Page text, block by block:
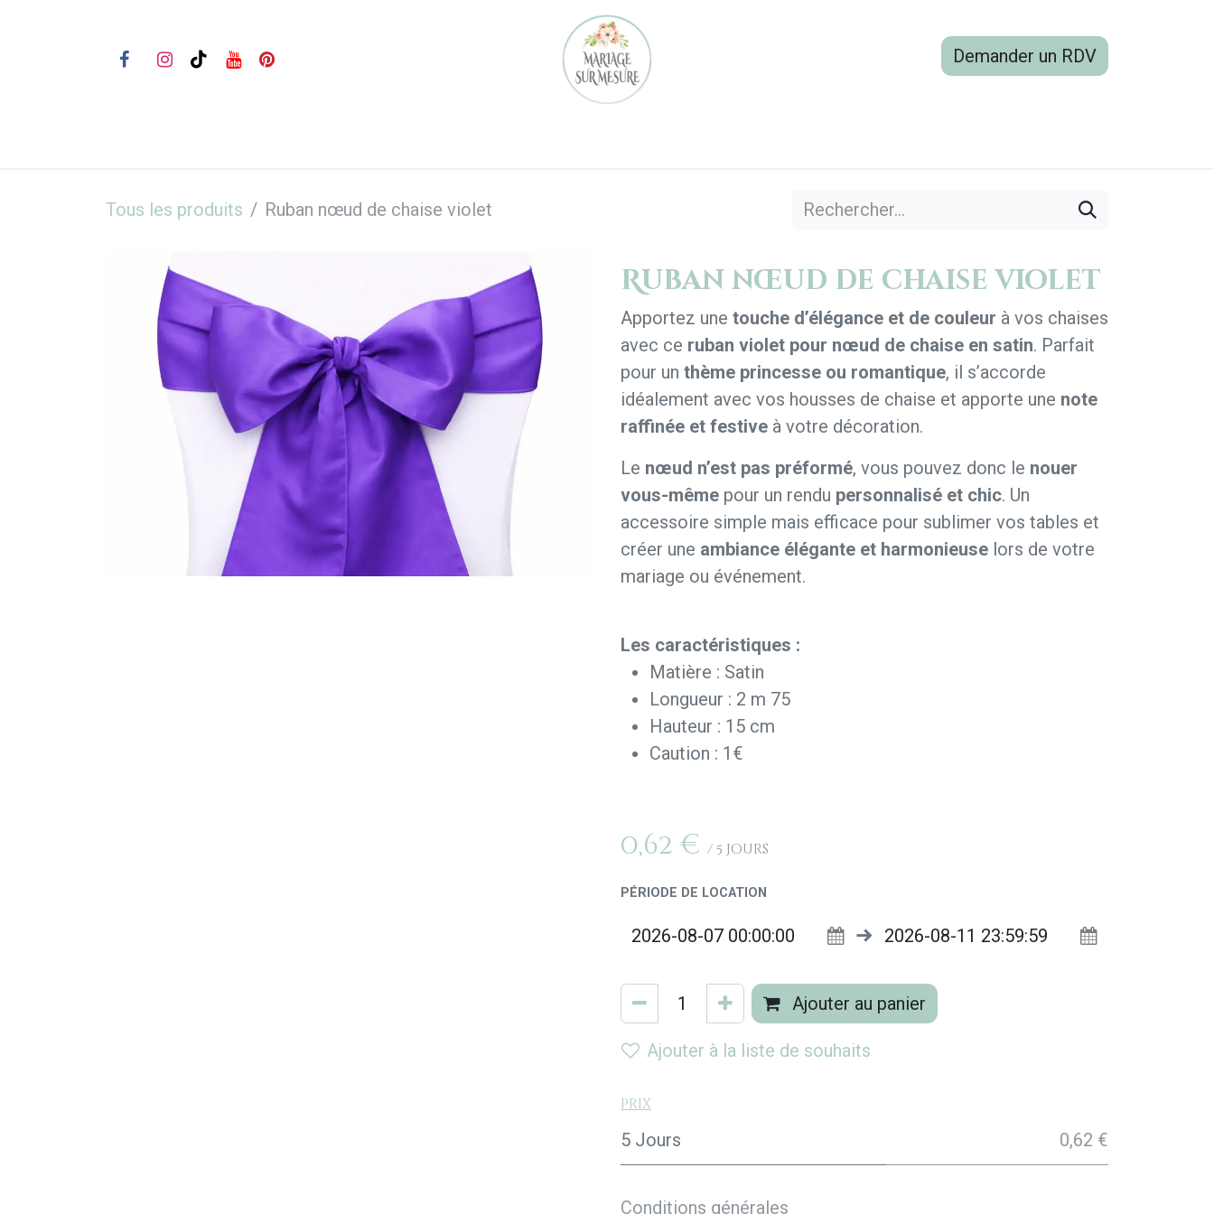
Demander un RDV
Tous les produits Ruban nœud de chaise violet
Ruban nœud de chaise violet
Apportez une touche d’élégance et de couleur à vos chaises
avec ce ruban violet pour nœud de chaise en satin. Parfait
pour un thème princesse ou romantique, il s’accorde
idéalement avec vos housses de chaise et apporte une note
raffinée et festive à votre décoration.
Le nœud n’est pas préformé, vous pouvez donc le nouer
vous-même pour un rendu personnalisé et chic. Un
accessoire simple mais efficace pour sublimer vos tables et
créer une ambiance élégante et harmonieuse lors de votre
mariage ou événement.
Les caractéristiques :
Matière : Satin
Longueur : 2 m 75
Hauteur : 15 cm
Caution : 1€
0,62 € /5 Jours
PÉRIODE DE LOCATION
Ajouter au panier
Ajouter à la liste de souhaits
Prix
5 Jours 0,62 €
Conditions générales